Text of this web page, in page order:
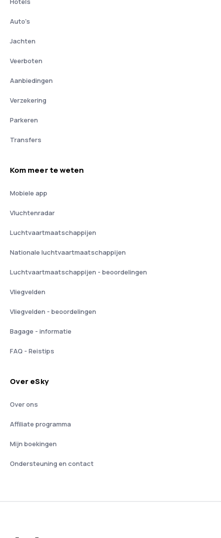
Auto's
Jachten
Veerboten
Aanbiedingen
Verzekering
Parkeren
Transfers
Kom meer te weten
Mobiele app
Vluchtenradar
Luchtvaartmaatschappijen
Nationale luchtvaartmaatschappijen
Luchtvaartmaatschappijen - beoordelingen
Vliegvelden
Vliegvelden - beoordelingen
Bagage - informatie
FAQ - Reistips
Over eSky
Over ons
Affiliate programma
Mijn boekingen
Ondersteuning en contact